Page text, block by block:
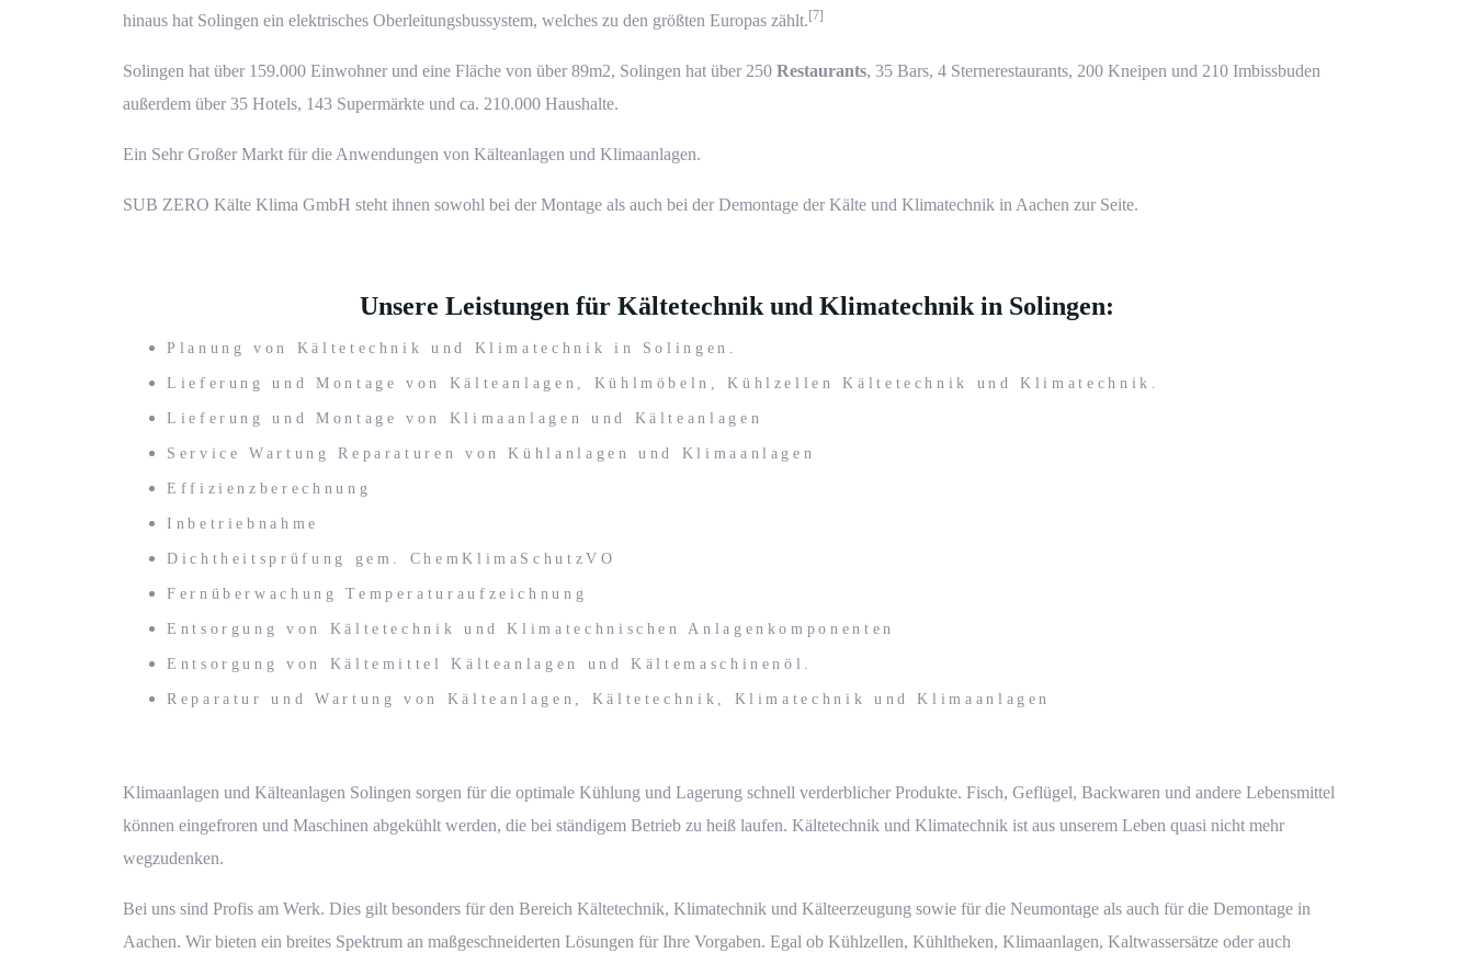
hinaus hat Solingen ein elektrisches Oberleitungsbussystem, welches zu den größten Europas zählt. [7]
Solingen hat über 159.000 Einwohner und eine Fläche von über 89m2, Solingen hat über 250 Restaurants, 35 Bars, 4 Sternerestaurants, 200 Kneipen und 210 Imbissbuden
außerdem über 35 Hotels, 143 Supermärkte und ca. 210.000 Haushalte.
Ein Sehr Großer Markt für die Anwendungen von Kälteanlagen und Klimaanlagen.
SUB ZERO Kälte Klima GmbH steht ihnen sowohl bei der Montage als auch bei der Demontage der Kälte und Klimatechnik in Aachen zur Seite.
Unsere Leistungen für Kältetechnik und Klimatechnik in Solingen:
Planung von Kältetechnik und Klimatechnik in Solingen.
Lieferung und Montage von Kälteanlagen, Kühlmöbeln, KühlzellenKältetechnik undKlimatechnik .
Lieferung und Montage von Klimaanlagen und Kälteanlagen
Service Wartung Reparaturen von Kühlanlagen und Klimaanlagen
Effizienzberechnung
Inbetriebnahme
Dichtheitsprüfung gem. ChemKlimaSchutzVO
Fernüberwachung Temperaturaufzeichnung
Entsorgung von Kältetechnik und Klimatechnischen Anlagenkomponenten
Entsorgung von Kältemittel Kälteanlagen und Kältemaschinenöl.
Reparatur und Wartung von Kälteanlagen, Kältetechnik, Klimatechnik und Klimaanlagen
Klimaanlagen und Kälteanlagen Solingen sorgen für die optimale Kühlung und Lagerung schnell verderblicher Produkte. Fisch, Geflügel, Backwaren und andere Lebensmittel
können eingefroren und Maschinen abgekühlt werden, die bei ständigem Betrieb zu heiß laufen. Kältetechnik und Klimatechnik ist aus unserem Leben quasi nicht mehr
wegzudenken.
Bei uns sind Profis am Werk. Dies gilt besonders für den Bereich Kältetechnik, Klimatechnik und Kälteerzeugung sowie für die Neumontage als auch für die Demontage in
Aachen. Wir bieten ein breites Spektrum an maßgeschneiderten Lösungen für Ihre Vorgaben. Egal ob Kühlzellen, Kühltheken, Klimaanlagen, Kaltwassersätze oder auch
Ihre Angebotsanfrage in nur 3 Minuten